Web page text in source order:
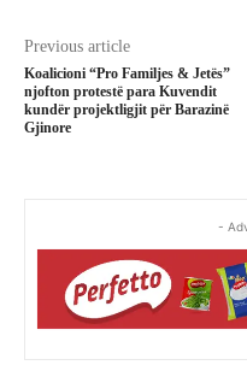
Previous article
Koalicioni “Pro Familjes & Jetës”
njofton protestë para Kuvendit
kundër projektligjit për Barazinë
Gjinore
-